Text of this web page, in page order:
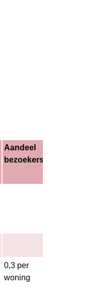
Aandeel
bezoekers
0,3 per
woning